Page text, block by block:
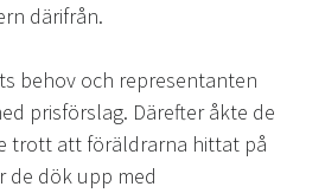
därifrån.
behov och representanten
prisförslag. Därefter åkte de
trott att föräldrarna hittat på
de dök upp med